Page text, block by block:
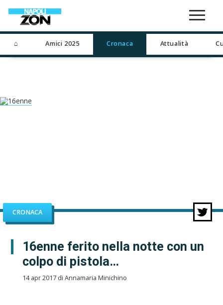
⌂ Amici 2025 Cronaca Attualità
CRONACA
16enne ferito nella notte con un
colpo di pistola…
14 apr 2017 di Annamaria Minichino